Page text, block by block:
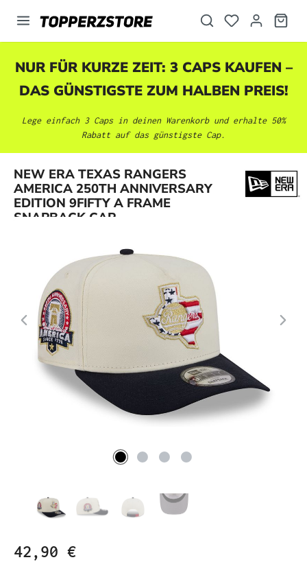
springen
NUR FÜR KURZE ZEIT: 3 CAPS KAUFEN –
DAS GÜNSTIGSTE ZUM HALBEN PREIS!
Lege einfach 3 Caps in deinen Warenkorb und erhalte 50%
Rabatt auf das günstigste Cap.
NEW ERA TEXAS RANGERS
AMERICA 250TH ANNIVERSARY
EDITION 9FIFTY A FRAME
SNAPBACK CAP
Bildergalerie überspringen
42,90 €